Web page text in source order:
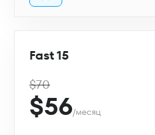
Fast 15
$70
$56/месяц